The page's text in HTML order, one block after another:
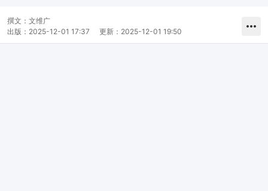
撰文： 文维广
出版： 2025-12-01 17:37 更新： 2025-12-01 19:50